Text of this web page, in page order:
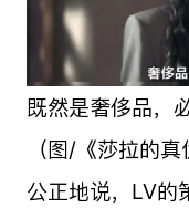
既然是奢侈品，
（图/《莎拉的真
公正地说，LV的